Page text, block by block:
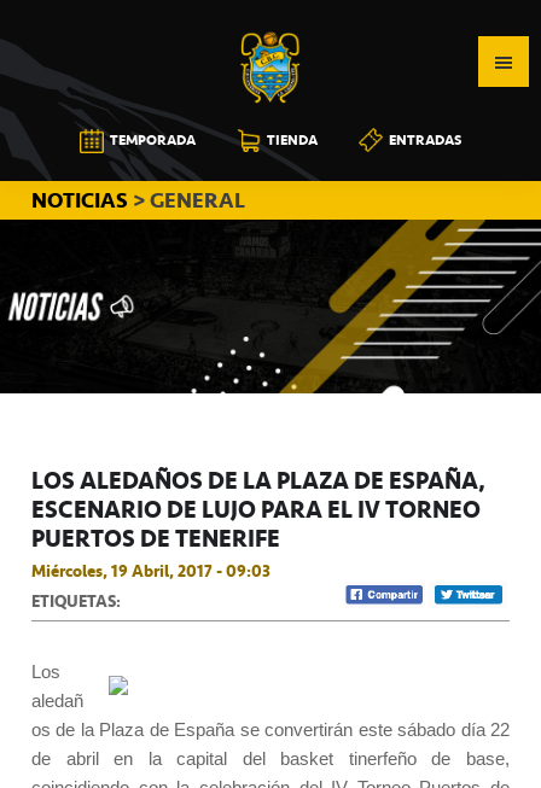
a
la
navegación
principal
al
contenido
principal
a
la
barra
lateral
principal
CB
CANARIAS
TEMPORADA TIENDA ENTRADAS
NOTICIAS > GENERAL
LOS ALEDAÑOS DE LA PLAZA DE ESPAÑA,
ESCENARIO DE LUJO PARA EL IV TORNEO
PUERTOS DE TENERIFE
Miércoles, 19 Abril, 2017 - 09:03
ETIQUETAS:
Los
aledañ
os de la Plaza de España se convertirán este sábado día 22
de abril en la capital del basket tinerfeño de base,